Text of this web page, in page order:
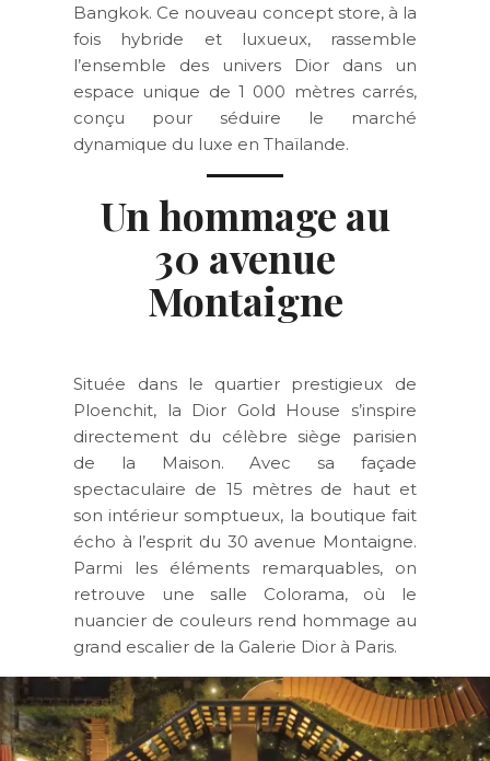
Bangkok. Ce nouveau concept store, à la
fois hybride et luxueux, rassemble
l’ensemble des univers Dior dans un
espace unique de 1 000 mètres carrés,
conçu pour séduire le marché
dynamique du luxe en Thaïlande.
Un hommage au
30 avenue
Montaigne
Située dans le quartier prestigieux de
Ploenchit, la Dior Gold House s’inspire
directement du célèbre siège parisien
de la Maison. Avec sa façade
spectaculaire de 15 mètres de haut et
son intérieur somptueux, la boutique fait
écho à l’esprit du 30 avenue Montaigne.
Parmi les éléments remarquables, on
retrouve une salle Colorama, où le
nuancier de couleurs rend hommage au
grand escalier de la Galerie Dior à Paris.